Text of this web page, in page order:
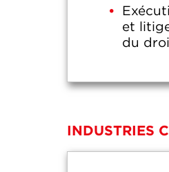
et
du
INDUSTRIES